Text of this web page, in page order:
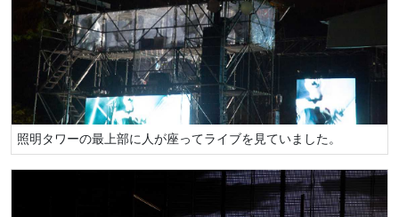
照明タワーの最上部に人が座ってライブを見ていました。